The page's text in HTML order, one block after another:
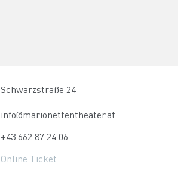
Schwarzstraße 24
info@marionettentheater.at
+43 662 87 24 06
Online Ticket